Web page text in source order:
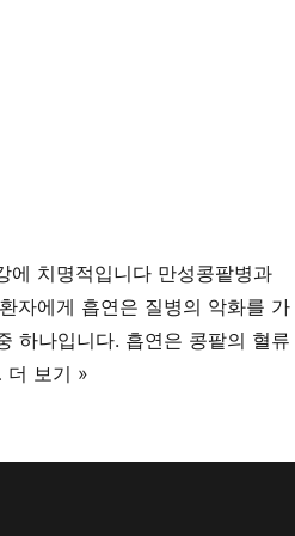
에 치명적입니다 만성콩팥병과
자에게 흡연은 질병의 악화를 가
하나입니다. 흡연은 콩팥의 혈류
더 보기 »